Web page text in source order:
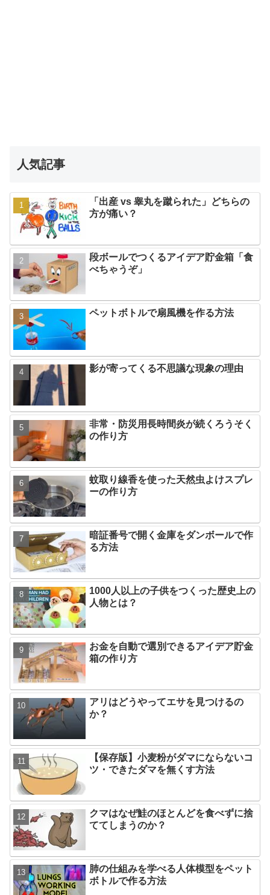
人気記事
「出産 vs 睾丸を蹴られた」どちらの
方が痛い？
段ボールでつくるアイデア貯金箱「食
べちゃうぞ」
ペットボトルで扇風機を作る方法
影が寄ってくる不思議な現象の理由
非常・防災用長時間炎が続くろうそく
の作り方
蚊取り線香を使った天然虫よけスプレ
ーの作り方
暗証番号で開く金庫をダンボールで作
る方法
1000人以上の子供をつくった歴史上の
人物とは？
お金を自動で選別できるアイデア貯金
箱の作り方
アリはどうやってエサを見つけるの
か？
【保存版】小麦粉がダマにならないコ
ツ・できたダマを無くす方法
クマはなぜ鮭のほとんどを食べずに捨
ててしまうのか？
肺の仕組みを学べる人体模型をペット
ボトルで作る方法